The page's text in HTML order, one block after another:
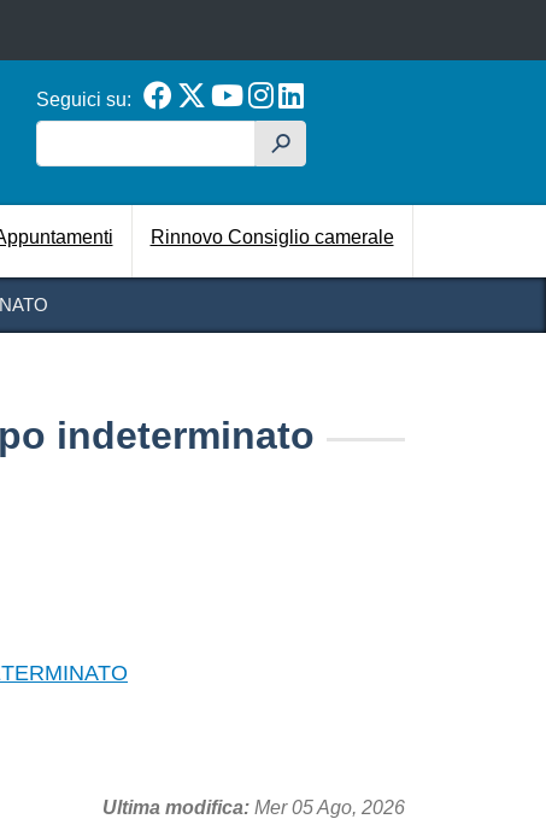
Seguici su:
h
Rinnovo Consiglio camerale
indeterminato
Ultima modifica Mer 05 Ago, 2026